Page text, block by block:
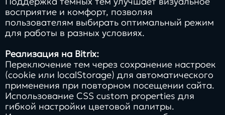
восприятие и комфорт, позволяя
пользователям выбирать оптимальный режим
для работы в разных условиях.
Реализация на Bitrix:
Переключение тем через сохранение настроек
(cookie или localStorage) для автоматического
применения при повторном посещении сайта.
Использование CSS custom properties для
гибкой настройки цветовой палитры.